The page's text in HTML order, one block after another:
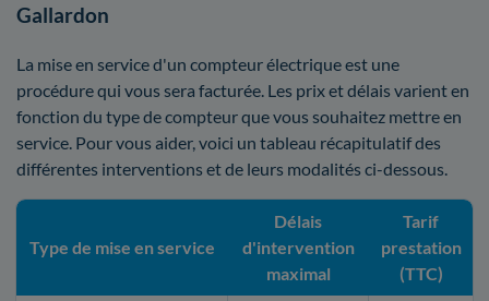
Gallardon
La mise en service d'un compteur électrique est une
procédure qui vous sera facturée. Les prix et délais varient en
fonction du type de compteur que vous souhaitez mettre en
service. Pour vous aider, voici un tableau récapitulatif des
différentes interventions et de leurs modalités ci-dessous.
Type de mise en service
Délais
d'intervention
maximal
Tarif
prestation
(TTC)